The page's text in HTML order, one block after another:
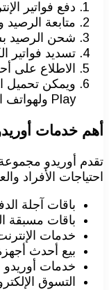
دفع فواتير
متابعة الرصيد
شحن الرصيد
تسديد فواتير
الاطلاع على
Play ولهواتف الآيفون عبر App Store.
أهم خدمات
تقدم أوريدو
احتياجات الأفراد
باقات آجلة
باقات مسبقة
خدمات
بيع أحدث
خدمات أوريدو
التسوق